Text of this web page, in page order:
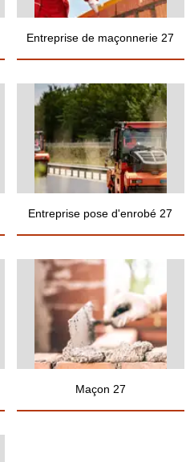
Entreprise de maçonnerie 27
Entreprise pose d'enrobé 27
Maçon 27